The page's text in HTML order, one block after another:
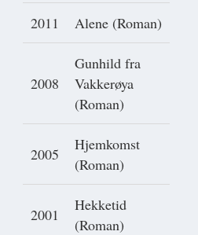
2011 Alene (Roman)
2008
Gunhild fra
Vakkerøya
(Roman)
2005
Hjemkomst
(Roman)
2001
Hekketid
(Roman)